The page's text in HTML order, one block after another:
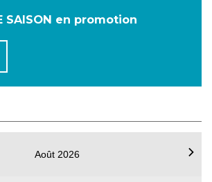
SAISON en promotion
Août 2026